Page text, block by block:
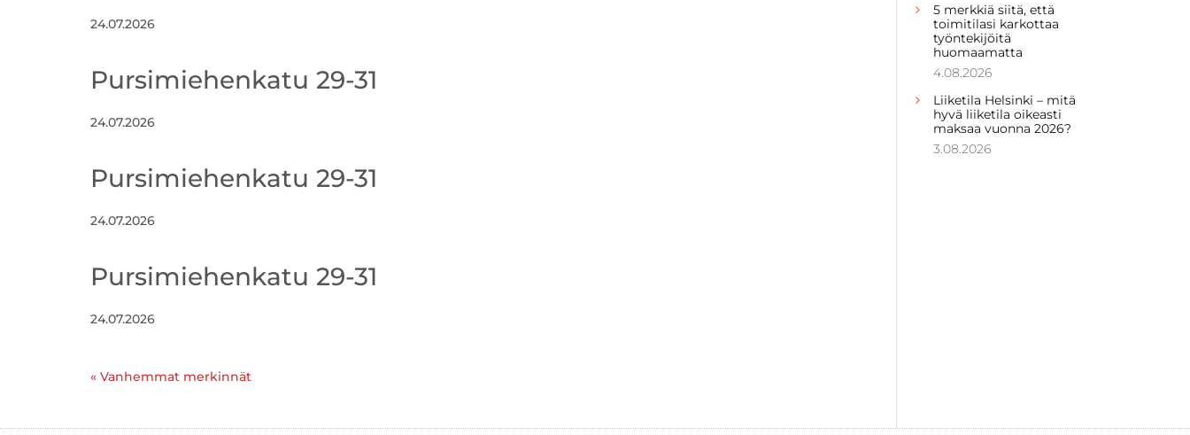
24.07.2026
Pursimiehenkatu 29-31
24.07.2026
Pursimiehenkatu 29-31
24.07.2026
Pursimiehenkatu 29-31
24.07.2026
« Vanhemmat merkinnät
5 merkkiä siitä, että
toimitilasi karkottaa
työntekijöitä
huomaamatta
4.08.2026
Liiketila Helsinki – mitä
hyvä liiketila oikeasti
maksaa vuonna 2026?
3.08.2026